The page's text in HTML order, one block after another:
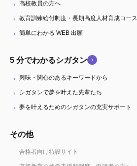
高校教員の方へ
教育訓練給付制度・長期高度人材育成コース
簡単にわかる WEB 出願
5 分でわかるシガタン
興味・関心のあるキーワードから
シガタンで夢を叶えた先輩たち
夢を叶えるためのシガタンの充実サポート
その他
合格者向け特設サイト